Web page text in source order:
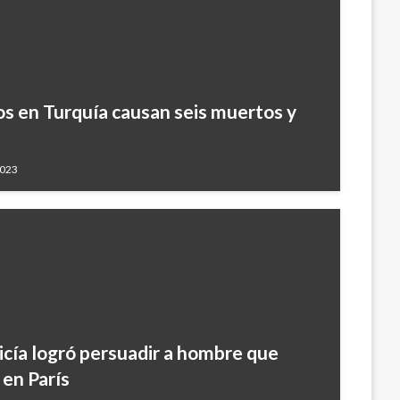
en Turquía causan seis muertos y
logró persuadir a hombre que
París